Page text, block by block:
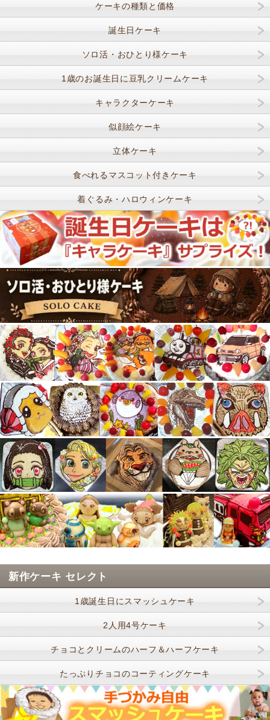
ケーキの種類と価格
誕生日ケーキ
ソロ活・おひとり様ケーキ
1歳のお誕生日に豆乳クリームケーキ
キャラクターケーキ
似顔絵ケーキ
立体ケーキ
食べれるマスコット付きケーキ
着ぐるみ・ハロウィンケーキ
新作ケーキ セレクト
1歳誕生日にスマッシュケーキ
2人用4号ケーキ
チョコとクリームのハーフ＆ハーフケーキ
たっぷりチョコのコーティングケーキ